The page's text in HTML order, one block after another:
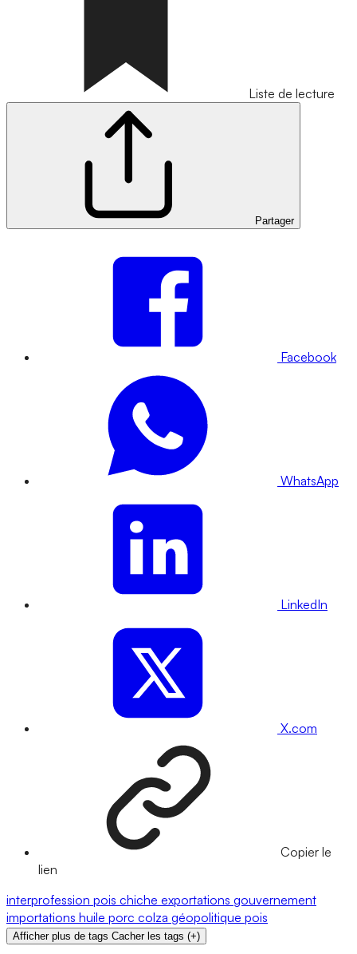
Liste de lecture
Partager
Facebook
WhatsApp
LinkedIn
X.com
Copier le
lien
interprofession pois chiche exportations gouvernement
importations huile porc colza géopolitique pois
Afficher plus de tags Cacher les tags (+)